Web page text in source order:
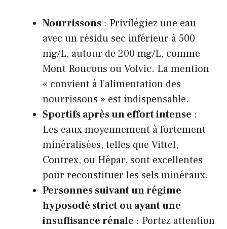
Nourrissons : Privilégiez une eau
avec un résidu sec inférieur à 500
mg/L, autour de 200 mg/L, comme
Mont Roucous ou Volvic. La mention
« convient à l’alimentation des
nourrissons » est indispensable.
Sportifs après un effort intense :
Les eaux moyennement à fortement
minéralisées, telles que Vittel,
Contrex, ou Hépar, sont excellentes
pour reconstituer les sels minéraux.
Personnes suivant un régime
hyposodé strict ou ayant une
insuffisance rénale : Portez attention